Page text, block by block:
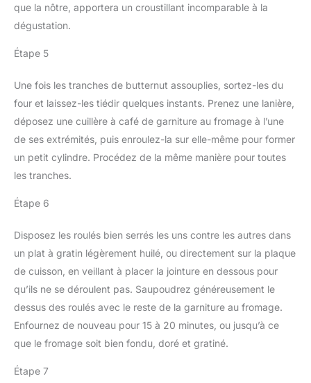
que la nôtre, apportera un croustillant incomparable à la
dégustation.
Étape 5
Une fois les tranches de butternut assouplies, sortez-les du
four et laissez-les tiédir quelques instants. Prenez une lanière,
déposez une cuillère à café de garniture au fromage à l’une
de ses extrémités, puis enroulez-la sur elle-même pour former
un petit cylindre. Procédez de la même manière pour toutes
les tranches.
Étape 6
Disposez les roulés bien serrés les uns contre les autres dans
un plat à gratin légèrement huilé, ou directement sur la plaque
de cuisson, en veillant à placer la jointure en dessous pour
qu’ils ne se déroulent pas. Saupoudrez généreusement le
dessus des roulés avec le reste de la garniture au fromage.
Enfournez de nouveau pour 15 à 20 minutes, ou jusqu’à ce
que le fromage soit bien fondu, doré et gratiné.
Étape 7